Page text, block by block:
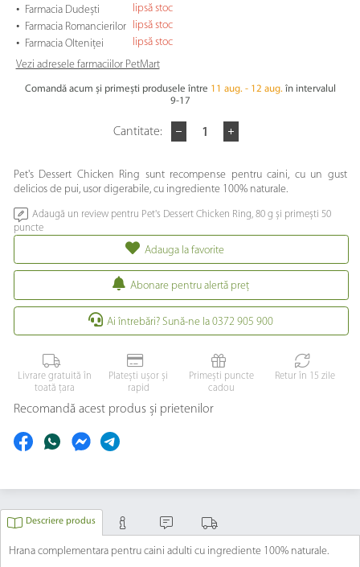
• Farmacia Dudești lipsă stoc
• Farmacia Romancierilor lipsă stoc
• Farmacia Olteniței
lipsă stoc
Vezi adresele farmaciilor PetMart
Comandă acum și primești produsele între 11 aug. - 12 aug. în intervalul
9-17
Cantitate:
Pet's Dessert Chicken Ring sunt recompense pentru caini, cu un gust
delicios de pui, usor digerabile, cu ingrediente 100% naturale.
Adaugă un review pentru Pet's Dessert Chicken Ring, 80 g și primești 50
puncte
Adauga la favorite
Abonare pentru alertă preţ
Ai întrebări? Sună-ne la 0372 905 900
Livrare gratuită în
toată țara
Platești ușor și
rapid
Primești puncte
cadou
Retur în 15 zile
Recomandă acest produs și prietenilor
Descriere produs
Hrana complementara pentru caini adulti cu ingrediente 100% naturale.